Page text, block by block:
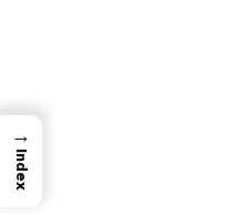
→
Index